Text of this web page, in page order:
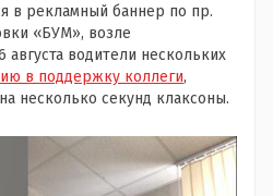
в рекламный баннер по пр.
«БУМ», возле
водители нескольких
в поддержку коллеги,
несколько секунд клаксоны.